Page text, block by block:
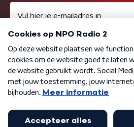
Algemene voorwaarden